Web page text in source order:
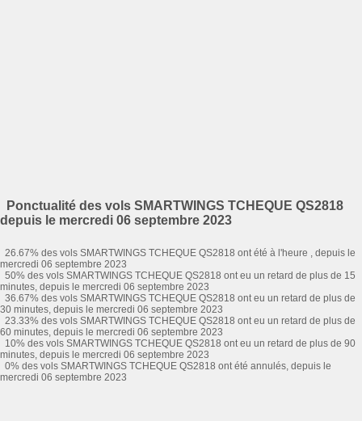
Ponctualité des vols SMARTWINGS TCHEQUE QS2818
depuis le mercredi 06 septembre 2023
26.67% des vols SMARTWINGS TCHEQUE QS2818 ont été à l'heure , depuis le
mercredi 06 septembre 2023
50% des vols SMARTWINGS TCHEQUE QS2818 ont eu un retard de plus de 15
minutes, depuis le mercredi 06 septembre 2023
36.67% des vols SMARTWINGS TCHEQUE QS2818 ont eu un retard de plus de
30 minutes, depuis le mercredi 06 septembre 2023
23.33% des vols SMARTWINGS TCHEQUE QS2818 ont eu un retard de plus de
60 minutes, depuis le mercredi 06 septembre 2023
10% des vols SMARTWINGS TCHEQUE QS2818 ont eu un retard de plus de 90
minutes, depuis le mercredi 06 septembre 2023
0% des vols SMARTWINGS TCHEQUE QS2818 ont été annulés, depuis le
mercredi 06 septembre 2023